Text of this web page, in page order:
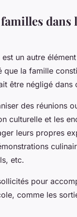
dans
un autre
la famille
être négligé dans
des réunions
culturelle et les
leurs propres
etc.
pour
comme les